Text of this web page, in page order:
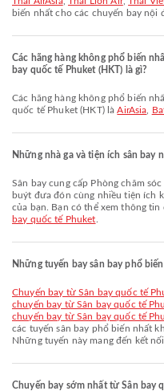
biến nhất cho các chuyến bay nội
Các hãng hàng không phổ biến
bay quốc tế Phuket (HKT) là gì?
Các hãng hàng không phổ biến nhất cho các chuyến bay quốc tế từ Sân bay
quốc tế Phuket (HKT) làAirAsia
Những nhà ga và tiện ích sân bay
Sân bay cung cấp Phòng chăm sóc mẹ và bé, Phòng khám và nhà thuốc, Xe
buýt đưa đón cùng nhiều tiện ích
của bạn. Bạn có thể xem thông
bay quốc tế Phuket
Những tuyến bay sân bay phổ
chuyến bay từ Sân bay quốc tế
chuyến bay từ Sân bay quốc tế
chuyến bay từ Sân bay quốc tế
các tuyến sân bay phổ biến nhất
Những tuyến này mang đến kết
Chuyến bay sớm nhất từ Sân bay